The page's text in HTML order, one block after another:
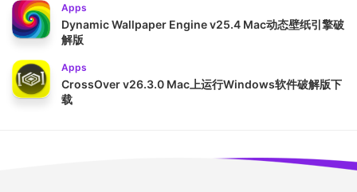
Apps
Dynamic Wallpaper Engine v25.4 Mac动态壁纸引擎破
解版
Apps
CrossOver v26.3.0 Mac上运行Windows软件破解版下
载